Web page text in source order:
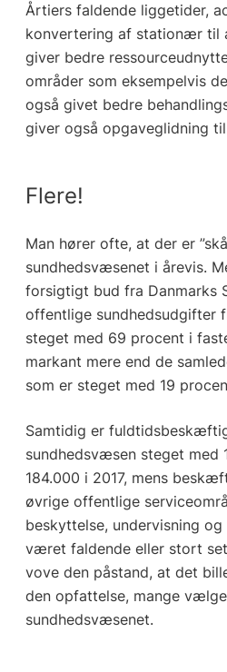
Årtiers faldende liggetider,
konvertering af stationær til
giver bedre
områder som eksempelvis
også givet bedre
giver også opgaveglidning
Flere!
Man hører ofte, at der er
sundhedsvæsenet i årevis.
forsigtigt bud fra Danmarks
offentlige sundhedsudgifter
steget med 69 procent i
markant mere end de
som er steget med 19
Samtidig er
sundhedsvæsen steget med
184.000 i 2017, mens
øvrige offentlige
beskyttelse, undervisning
været faldende eller stort
vove den påstand, at det
den opfattelse, mange
sundhedsvæsenet.